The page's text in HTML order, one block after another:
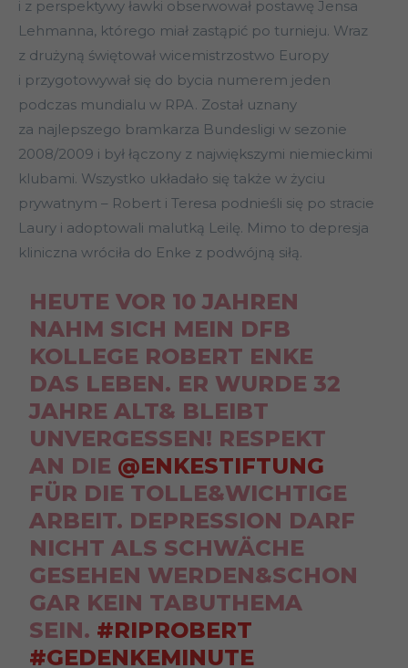
i z perspektywy ławki obserwował postawę Jensa
Lehmanna, którego miał zastąpić po turnieju. Wraz
z drużyną świętował wicemistrzostwo Europy
i przygotowywał się do bycia numerem jeden
podczas mundialu w RPA. Został uznany
za najlepszego bramkarza Bundesligi w sezonie
2008/2009 i był łączony z największymi niemieckimi
klubami. Wszystko układało się także w życiu
prywatnym – Robert i Teresa podnieśli się po stracie
Laury i adoptowali malutką Leilę. Mimo to depresja
kliniczna wróciła do Enke z podwójną siłą.
HEUTE VOR 10 JAHREN
NAHM SICH MEIN DFB
KOLLEGE ROBERT ENKE
DAS LEBEN. ER WURDE 32
JAHRE ALT& BLEIBT
UNVERGESSEN! RESPEKT
AN DIE @ENKESTIFTUNG
FÜR DIE TOLLE&WICHTIGE
ARBEIT. DEPRESSION DARF
NICHT ALS SCHWÄCHE
GESEHEN WERDEN&SCHON
GAR KEIN TABUTHEMA
SEIN. #RIPROBERT
#GEDENKEMINUTE